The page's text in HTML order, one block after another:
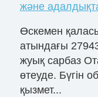
және
Өскемен
атындағы
жуық сарбаз
өтеуде. Бүгін
қызмет...